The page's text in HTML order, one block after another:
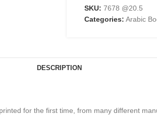
SKU: 7678 @20.5
Categories: Arabic
DESCRIPTION
for the first time, from many different